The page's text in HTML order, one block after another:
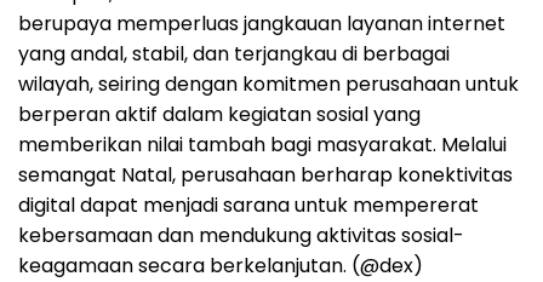
berupaya memperluas jangkauan layanan internet
yang andal, stabil, dan terjangkau di berbagai
wilayah, seiring dengan komitmen perusahaan untuk
berperan aktif dalam kegiatan sosial yang
memberikan nilai tambah bagi masyarakat. Melalui
semangat Natal, perusahaan berharap konektivitas
digital dapat menjadi sarana untuk mempererat
kebersamaan dan mendukung aktivitas sosial-
keagamaan secara berkelanjutan. (@dex)